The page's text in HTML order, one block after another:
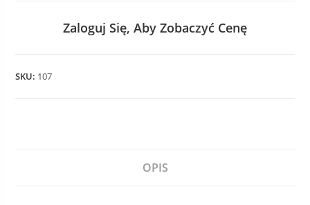
Zaloguj Się, Aby Zobaczyć Cenę
SKU: 107
OPIS